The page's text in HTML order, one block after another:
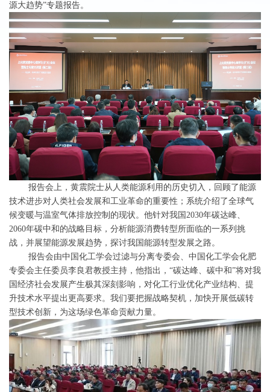
源大趋势”专题报告。
报告会上，黄震院士从人类能源利用的历史切入，回顾了能源
技术进步对人类社会发展和工业革命的重要性；系统介绍了全球气
候变暖与温室气体排放控制的现状。他针对我国2030年碳达峰、
2060年碳中和的战略目标，分析能源消费转型所面临的一系列挑
战，并展望能源发展趋势，探讨我国能源转型发展之路。
报告会由中国化工学会过滤与分离专委会、中国化工学会化肥
专委会主任委员李良君教授主持，他指出，“碳达峰、碳中和”将对我
国经济社会发展产生极其深刻影响，对化工行业优化产业结构、提
升技术水平提出更高要求。我们要把握战略契机，加快开展低碳转
型技术创新，为这场绿色革命贡献力量。